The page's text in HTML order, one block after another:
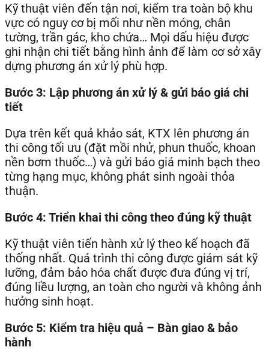
Kỹ thuật viên đến tận nơi, kiểm tra toàn bộ khu
vực có nguy cơ bị mối như nền móng, chân
tường, trần gác, kho chứa… Mọi dấu hiệu được
ghi nhận chi tiết bằng hình ảnh để làm cơ sở xây
dựng phương án xử lý phù hợp.
Bước 3: Lập phương án xử lý & gửi báo giá chi
tiết
Dựa trên kết quả khảo sát, KTX lên phương án
thi công tối ưu (đặt mồi nhử, phun thuốc, khoan
nền bơm thuốc…) và gửi báo giá minh bạch theo
từng hạng mục, không phát sinh ngoài thỏa
thuận.
Bước 4: Triển khai thi công theo đúng kỹ thuật
Kỹ thuật viên tiến hành xử lý theo kế hoạch đã
thống nhất. Quá trình thi công được giám sát kỹ
lưỡng, đảm bảo hóa chất được đưa đúng vị trí,
đúng liều lượng, an toàn cho người và không ảnh
hưởng sinh hoạt.
Bước 5: Kiểm tra hiệu quả – Bàn giao & bảo
hành